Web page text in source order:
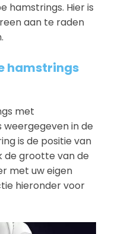
hamstrings. Hier is
aan te raden
hamstrings
met
weergegeven in de
is de positie van
de grootte van de
met uw eigen
hieronder voor